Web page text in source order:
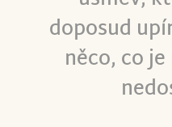
doposud
něco, co